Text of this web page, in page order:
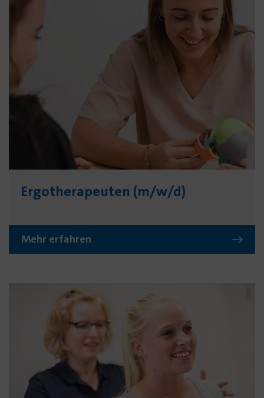
Ergo­thera­peuten (m/w/d)
Mehr erfahren